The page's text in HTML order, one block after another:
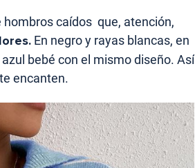
hombros caídos que, atención,
En negro y rayas blancas, en
bebé con el mismo diseño. Así
encanten.